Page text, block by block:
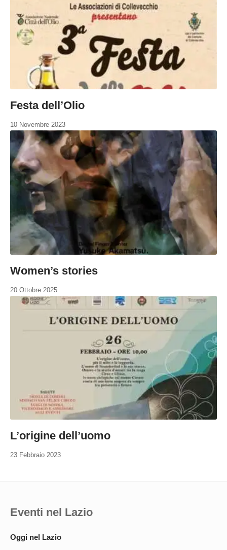
Festa dell’Olio
10 Novembre 2023
Women’s stories
20 Ottobre 2025
L’origine dell’uomo
23 Febbraio 2023
Eventi nel Lazio
Oggi nel Lazio